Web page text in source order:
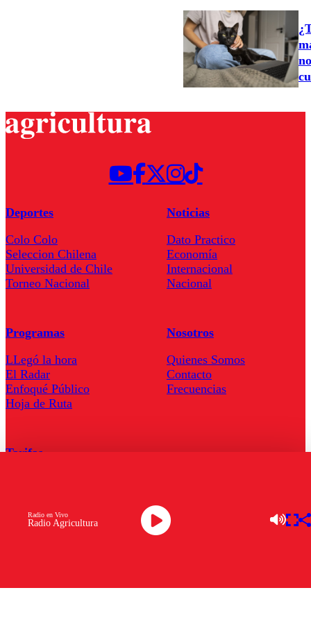
Radio Agricultura
Radio en Vivo
Deportes
Colo Colo
Seleccion Chilena
Universidad de Chile
Torneo Nacional
Noticias
Dato Practico
Economía
Internacional
Nacional
Programas
LLegó la hora
El Radar
Enfoqué Público
Hoja de Ruta
Nosotros
Quienes Somos
Contacto
Frecuencias
Tarifas
Descarga la APP